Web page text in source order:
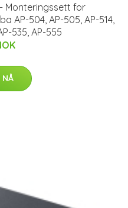
- Monteringssett for
AP-504, AP-505, AP-514,
535, AP-555